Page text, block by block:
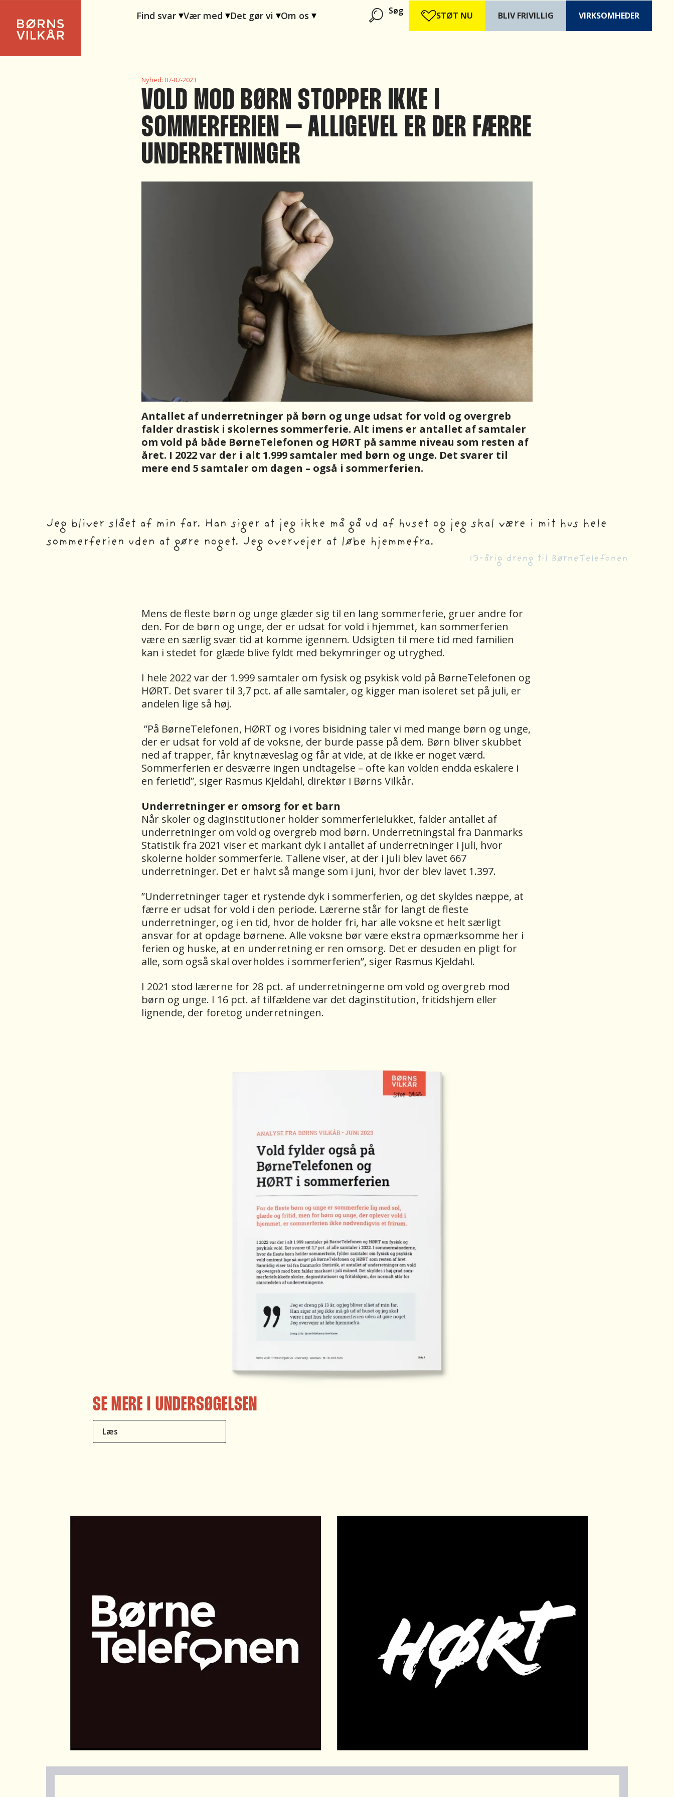
Find svar Vær med Det gør vi Om os Søg STØT NU BLIV FRIVILLIG VIRKSOMHEDER
Nyhed: 07-07-2023
VOLD MOD BØRN STOPPER IKKE I
SOMMERFERIEN – ALLIGEVEL ER DER FÆRRE
UNDERRETNINGER
Antallet af underretninger på børn og unge udsat for vold og overgreb
falder drastisk i skolernes sommerferie. Alt imens er antallet af samtaler
om vold på både BørneTelefonen og HØRT på samme niveau som resten af
året. I 2022 var der i alt 1.999 samtaler med børn og unge. Det svarer til
mere end 5 samtaler om dagen – også i sommerferien.
Jeg bliver slået af min far. Han siger at jeg ikke må gå ud af huset og jeg skal være i mit hus hele
sommerferien uden at gøre noget. Jeg overvejer at løbe hjemmefra.
13-årig dreng til BørneTelefonen
Mens de fleste børn og unge glæder sig til en lang sommerferie, gruer andre for
den. For de børn og unge, der er udsat for vold i hjemmet, kan sommerferien
være en særlig svær tid at komme igennem. Udsigten til mere tid med familien
kan i stedet for glæde blive fyldt med bekymringer og utryghed.
I hele 2022 var der 1.999 samtaler om fysisk og psykisk vold på BørneTelefonen og
HØRT. Det svarer til 3,7 pct. af alle samtaler, og kigger man isoleret set på juli, er
andelen lige så høj.
”På BørneTelefonen, HØRT og i vores bisidning taler vi med mange børn og unge,
der er udsat for vold af de voksne, der burde passe på dem. Børn bliver skubbet
ned af trapper, får knytnæveslag og får at vide, at de ikke er noget værd.
Sommerferien er desværre ingen undtagelse – ofte kan volden endda eskalere i
en ferietid”, siger Rasmus Kjeldahl, direktør i Børns Vilkår.
Underretninger er omsorg for et barn
Når skoler og daginstitutioner holder sommerferielukket, falder antallet af
underretninger om vold og overgreb mod børn. Underretningstal fra Danmarks
Statistik fra 2021 viser et markant dyk i antallet af underretninger i juli, hvor
skolerne holder sommerferie. Tallene viser, at der i juli blev lavet 667
underretninger. Det er halvt så mange som i juni, hvor der blev lavet 1.397.
”Underretninger tager et rystende dyk i sommerferien, og det skyldes næppe, at
færre er udsat for vold i den periode. Lærerne står for langt de fleste
underretninger, og i en tid, hvor de holder fri, har alle voksne et helt særligt
ansvar for at opdage børnene. Alle voksne bør være ekstra opmærksomme her i
ferien og huske, at en underretning er ren omsorg. Det er desuden en pligt for
alle, som også skal overholdes i sommerferien”, siger Rasmus Kjeldahl.
I 2021 stod lærerne for 28 pct. af underretningerne om vold og overgreb mod
børn og unge. I 16 pct. af tilfældene var det daginstitution, fritidshjem eller
lignende, der foretog underretningen.
SE MERE I UNDERSØGELSEN
Læs